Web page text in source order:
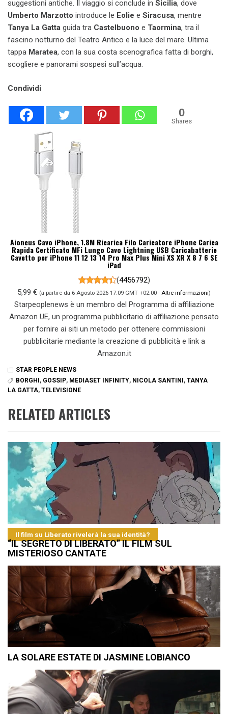
suggestioni antiche. Il viaggio si conclude in Sicilia, dove
Umberto Marzotto introduce le Eolie e Siracusa, mentre
Tanya La Gatta guida tra Castelbuono e Taormina, tra il
fascino notturno del Teatro Antico e la luce del mare. Ultima
tappa Maratea, con la sua costa scenografica fatta di borghi,
scogliere e panorami sospesi sull’acqua.
Condividi
0
Shares
Aioneus Cavo iPhone, 1.8M Ricarica Filo Caricatore iPhone Carica
Rapida Certificato MFi Lungo Cavo Lightning USB Caricabatterie
Cavetto per iPhone 11 12 13 14 Pro Max Plus Mini XS XR X 8 7 6 SE
iPad
(4456792)
5,99 € (a partire da 6 Agosto 2026 17:09 GMT +02:00 - Altre informazioni)
Starpeoplenews è un membro del Programma di affiliazione
Amazon UE, un programma pubblicitario di affiliazione pensato
per fornire ai siti un metodo per ottenere commissioni
pubblicitarie mediante la creazione di pubblicità e link a
Amazon.it
STAR PEOPLE NEWS
BORGHI, GOSSIP, MEDIASET INFINITY, NICOLA SANTINI, TANYA
LA GATTA, TELEVISIONE
RELATED ARTICLES
Il film su Liberato rivelerà la sua identità?
“IL SEGRETO DI LIBERATO” IL FILM SUL
MISTERIOSO CANTATE
LA SOLARE ESTATE DI JASMINE LOBIANCO